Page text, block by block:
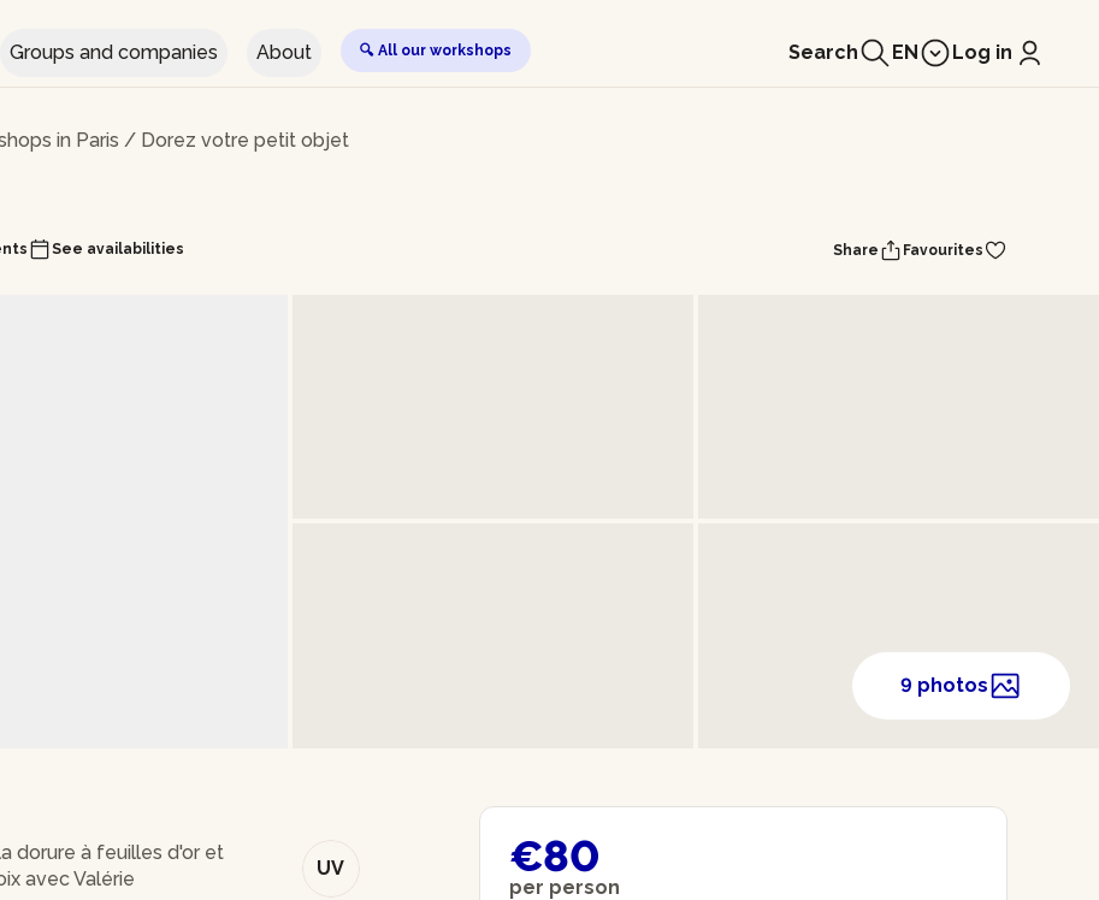
Groups and companies About 🔍 All our workshops Search EN Log in
in Paris / Dorez votre petit objet
See availabilities Share Favourites
9 photos
UV
dorure à feuilles d'or et
avec Valérie
€80
per person